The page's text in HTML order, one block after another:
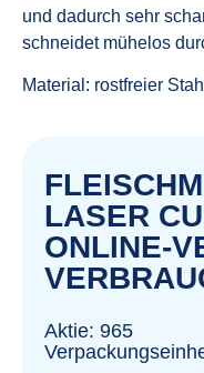
und dadurch sehr
schneidet mühelos
Material: rostfreier Stahl
LASER
ONLINE-
Aktie: 965